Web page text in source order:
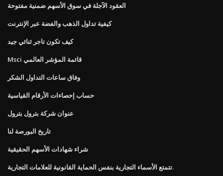
العقود الآجلة في سوق الأسهم ضمنية مفتوحة
كيفية تداول الذهب والفضة عبر الإنترنت
كيف تكون تاجر ثنائي جيد
Msci قائمة المؤشر العالمي
وفاق ساعات التداول الشكر
حساب إحصاءات الأرقام القياسية
عنوان شركة بترول بترول
تاريخ البورصة لنا
شراء شهادات الأسهم الحقيقية
تتمتع الأسماء التجارية بنفس الحماية القانونية للعلامات التجارية.